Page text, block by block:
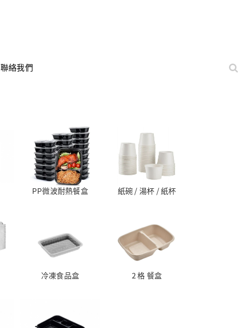
聯絡我們
PP微波耐熱餐盒 紙碗 / 湯杯 / 紙杯
冷凍食品盒 2 格 餐盒